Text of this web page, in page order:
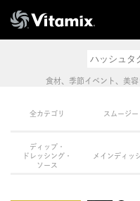
体験
8
オンラ
食材、季節イベント、美容
全カテゴリ スムージー
ディップ・
ドレッシング・
ソース
メインディッ